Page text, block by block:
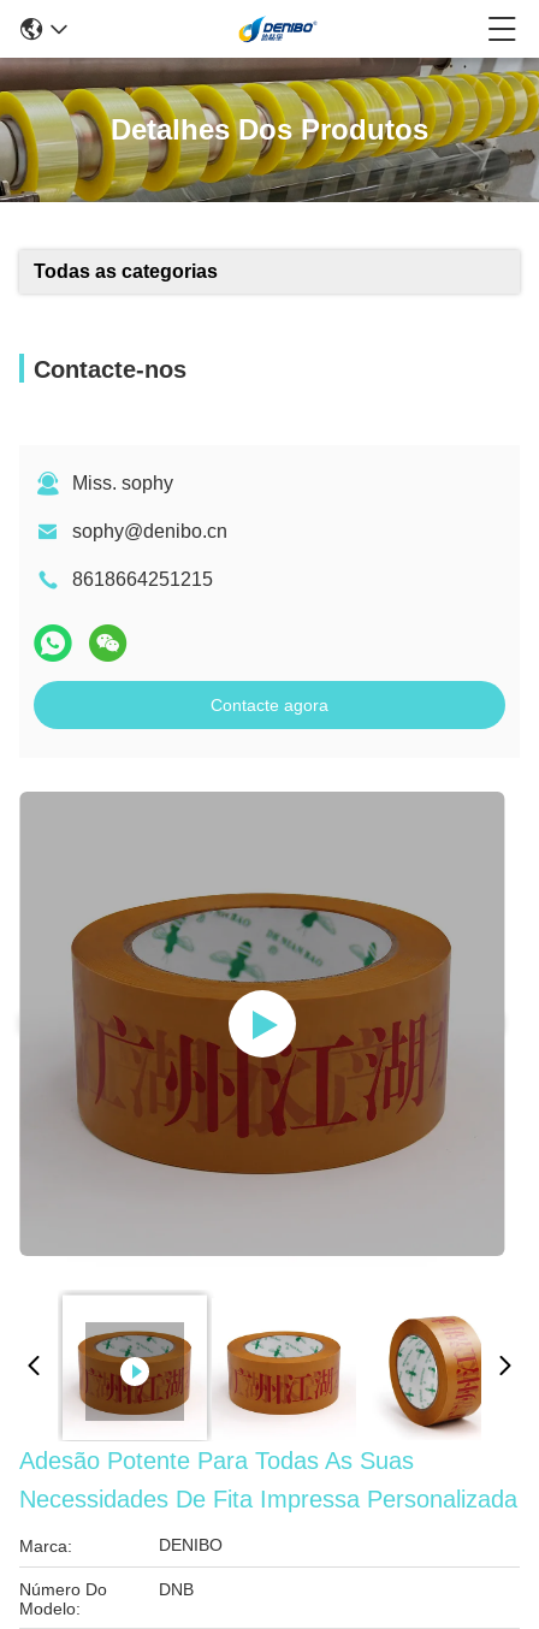
Detalhes Dos Produtos
Todas as categorias
Contacte-nos
Miss. sophy
sophy@denibo.cn
8618664251215
Contacte agora
Adesão Potente Para Todas As Suas
Necessidades De Fita Impressa Personalizada
Marca: DENIBO
Número Do
Modelo:
DNB